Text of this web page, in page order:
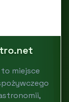
miejsce